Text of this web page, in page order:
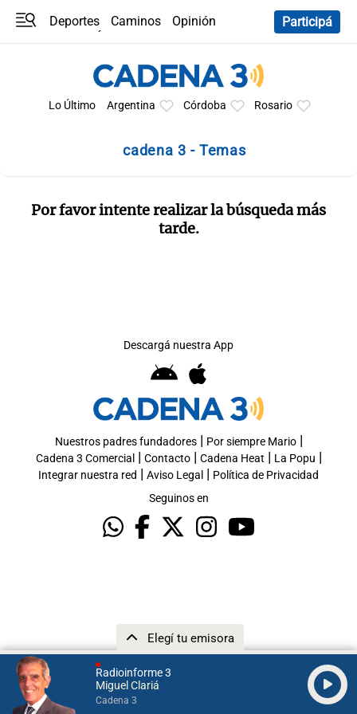
Radioinforme 3
Miguel Clariá
Cadena 3
Elegí tu emisora
Deportes Caminos
Opinión
Participá
Lo Último Argentina Córdoba Rosario
cadena 3 - Temas
Por favor intente realizar la búsqueda más
tarde.
Descargá nuestra App
Nuestros padres fundadores| Por siempre Mario|
Cadena 3 Comercial | Contacto| Cadena Heat | La Popu |
Integrar nuestra red | Aviso Legal | Política de Privacidad
Seguinos en